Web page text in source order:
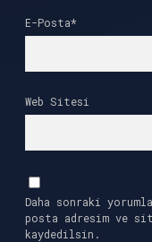
E-Posta*
Web Sitesi
Daha sonraki
posta adresim ve
kaydedilsin.